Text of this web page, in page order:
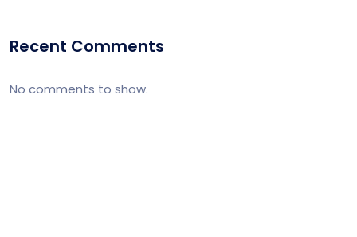
Recent Comments
No comments to show.